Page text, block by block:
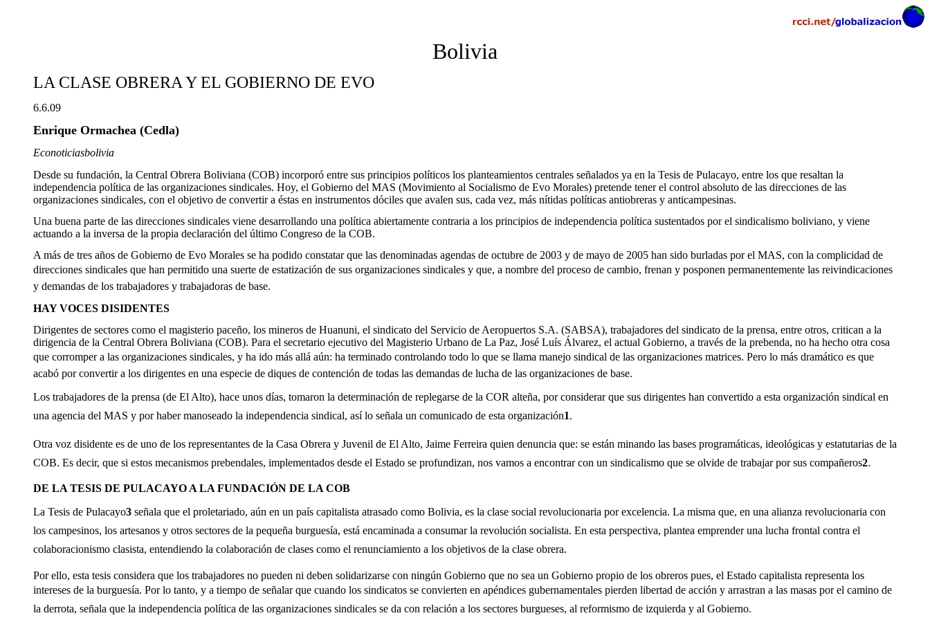
Bolivia
LA CLASE OBRERA Y EL GOBIERNO DE EVO
6.6.09
Enrique Ormachea (Cedla)
Econoticiasbolivia
Desde su fundación, la Central Obrera Boliviana (COB) incorporó entre sus principios políticos los planteamientos centrales señalados ya en la Tesis de Pulacayo, entre los que resaltan la
independencia política de las organizaciones sindicales. Hoy, el Gobierno del MAS (Movimiento al Socialismo de Evo Morales) pretende tener el control absoluto de las direcciones de las
organizaciones sindicales, con el objetivo de convertir a éstas en instrumentos dóciles que avalen sus, cada vez, más nítidas políticas antiobreras y anticampesinas.
Una buena parte de las direcciones sindicales viene desarrollando una política abiertamente contraria a los principios de independencia política sustentados por el sindicalismo boliviano, y viene
actuando a la inversa de la propia declaración del último Congreso de la COB.
A más de tres años de Gobierno de Evo Morales se ha podido constatar que las denominadas agendas de octubre de 2003 y de mayo de 2005 han sido burladas por el MAS, con la complicidad de
direcciones sindicales que han permitido una suerte de estatización de sus organizaciones sindicales y que, a nombre del proceso de cambio, frenan y posponen permanentemente las reivindicaciones
y demandas de los trabajadores y trabajadoras de base.
HAY VOCES DISIDENTES
Dirigentes de sectores como el magisterio paceño, los mineros de Huanuni, el sindicato del Servicio de Aeropuertos S.A. (SABSA), trabajadores del sindicato de la prensa, entre otros, critican a la
dirigencia de la Central Obrera Boliviana (COB). Para el secretario ejecutivo del Magisterio Urbano de La Paz, José Luís Álvarez, el actual Gobierno, a través de la prebenda, no ha hecho otra cosa
que corromper a las organizaciones sindicales, y ha ido más allá aún: ha terminado controlando todo lo que se llama manejo sindical de las organizaciones matrices. Pero lo más dramático es que
acabó por convertir a los dirigentes en una especie de diques de contención de todas las demandas de lucha de las organizaciones de base.
Los trabajadores de la prensa (de El Alto), hace unos días, tomaron la determinación de replegarse de la COR alteña, por considerar que sus dirigentes han convertido a esta organización sindical en
una agencia del MAS y por haber manoseado la independencia sindical, así lo señala un comunicado de esta organización1.
Otra voz disidente es de uno de los representantes de la Casa Obrera y Juvenil de El Alto, Jaime Ferreira quien denuncia que: se están minando las bases programáticas, ideológicas y estatutarias de la
COB. Es decir, que si estos mecanismos prebendales, implementados desde el Estado se profundizan, nos vamos a encontrar con un sindicalismo que se olvide de trabajar por sus compañeros2.
DE LA TESIS DE PULACAYO A LA FUNDACIÓN DE LA COB
La Tesis de Pulacayo3 señala que el proletariado, aún en un país capitalista atrasado como Bolivia, es la clase social revolucionaria por excelencia. La misma que, en una alianza revolucionaria con
los campesinos, los artesanos y otros sectores de la pequeña burguesía, está encaminada a consumar la revolución socialista. En esta perspectiva, plantea emprender una lucha frontal contra el
colaboracionismo clasista, entendiendo la colaboración de clases como el renunciamiento a los objetivos de la clase obrera.
Por ello, esta tesis considera que los trabajadores no pueden ni deben solidarizarse con ningún Gobierno que no sea un Gobierno propio de los obreros pues, el Estado capitalista representa los
intereses de la burguesía. Por lo tanto, y a tiempo de señalar que cuando los sindicatos se convierten en apéndices gubernamentales pierden libertad de acción y arrastran a las masas por el camino de
la derrota, señala que la independencia política de las organizaciones sindicales se da con relación a los sectores burgueses, al reformismo de izquierda y al Gobierno.